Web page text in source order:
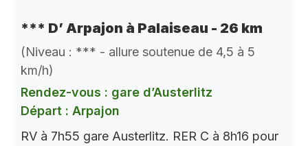
*** D’ Arpajon à Palaiseau - 26 km
(Niveau : *** - allure soutenue de 4,5 à 5
km/h)
Rendez-vous : gare d’Austerlitz
Départ : Arpajon
RV à 7h55 gare Austerlitz. RER C à 8h16 pour